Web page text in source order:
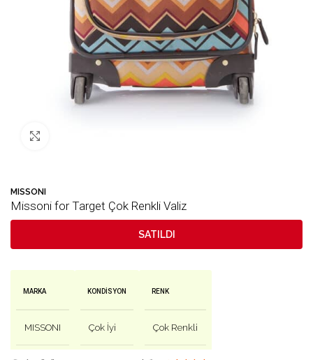
MISSONI
Missoni for Target Çok Renkli Valiz
SATILDI
MARKA
MISSONI
KONDISYON
Çok İyi
RENK
Çok Renkli